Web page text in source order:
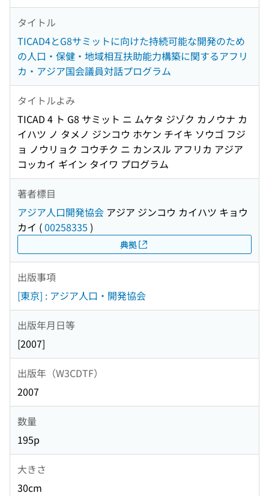
タイトル
TICAD4とG8サミットに向けた持続可能な開発のため
の人口・保健・地域相互扶助能力構築に関するアフリ
カ・アジア国会議員対話プログラム
タイトルよみ
TICAD 4 ト G8 サミット ニ ムケタ ジゾク カノウナ カ
イハツ ノ タメノ ジンコウ ホケン チイキ ソウゴ フジ
ョ ノウリョク コウチク ニ カンスル アフリカ アジア
コッカイ ギイン タイワ プログラム
著者標目
アジア人口開発協会 アジア ジンコウ カイハツ キョウ
カイ (00258335 )
典拠
出版事項
[東京] : アジア人口・開発協会
出版年月日等
[2007]
出版年（W3CDTF）
2007
数量
195p
大きさ
30cm